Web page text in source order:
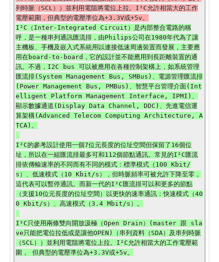
列時脈（SCL））並利用電阻將電位上拉。I²C允許相當大的工作
I²C（Inter-Integrated Circuit）是內部整合電路的稱
呼，是一種串列通訊匯流排，由Philips公司在1980年代為了讓
主機板、手機及嵌入式系統用以連接低速周邊裝置而發展，主要應
用在board-to-board，它的設計並不能應用到長距離裝置的通
訊。不過，I2C bus 可以被應用在各種控制架構上，如系統管理
匯流排(System Management Bus, SMBus)、電源管理匯流排
(Power Management Bus, PMBus)、智慧平台管理介面(Int
elligent Platform Management Interface, IPMI)、
顯示數據通道(Display Data Channel, DDC)、先進電信運
算架構(Advanced Telecom Computing Architecture, A
TCA)。
I²C的參考設計使用一個7位元長度的位址空間但保留了16個位
址，所以在一組匯流排最多可和112個節點通訊。常見的I²C匯流
排依傳輸速率的不同而有不同的模式：標準模式（100 Kbit/
s）、低速模式（10 Kbit/s），但時脈頻率可被允許下降至零，
這代表可以暫停通訊。而新一代的I²C匯流排可以和更多的節點
（支援10位元長度的位址空間）以更快的速率通訊：快速模式（40
0 Kbit/s）、高速模式（3.4 Mbit/s）。
I²C只使用兩條雙向開放汲極（Open Drain）(master 跟 sla
ve只能把電位拉低或是讓他OPEN)（串列資料（SDA）及串列時脈
（SCL））並利用電阻將電位上拉。I²C允許相當大的工作電壓範